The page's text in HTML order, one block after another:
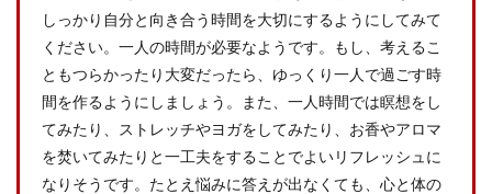
しっかり自分と向き合う時間を大切にするようにしてみて
ください。一人の時間が必要なようです。もし、考えるこ
ともつらかったり大変だったら、ゆっくり一人で過ごす時
間を作るようにしましょう。また、一人時間では瞑想をし
てみたり、ストレッチやヨガをしてみたり、お香やアロマ
を焚いてみたりと一工夫をすることでよいリフレッシュに
なりそうです。たとえ悩みに答えが出なくても、心と体の